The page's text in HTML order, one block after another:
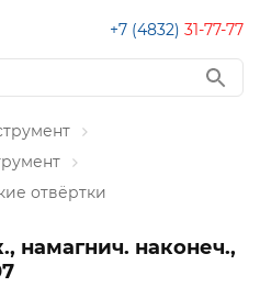
+7 (4832) 31-77-77
отвёртки
намагнич. наконеч.,